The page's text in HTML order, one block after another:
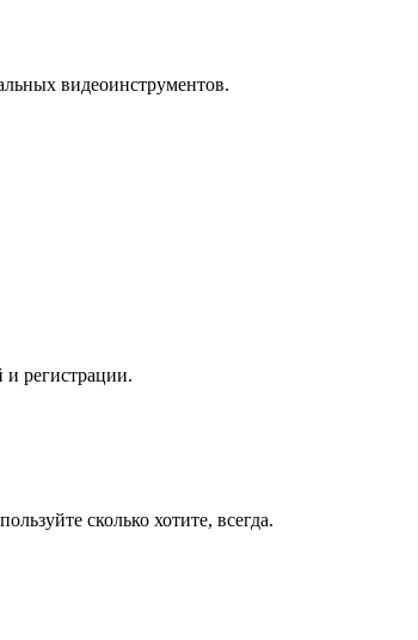
видеоинструментов.
регистрации.
сколько хотите, всегда.